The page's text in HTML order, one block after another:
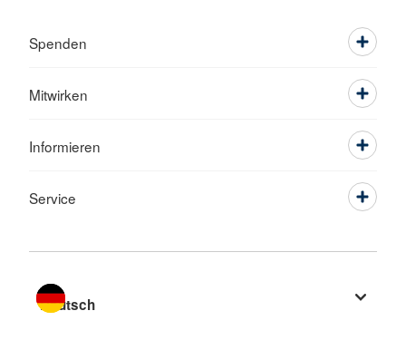
Spenden
Mitwirken
Informieren
Service
Sprache wechseln zu